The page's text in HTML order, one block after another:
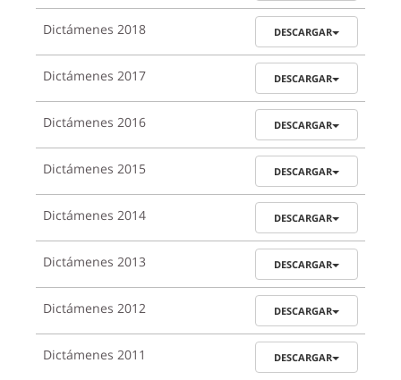
Dictámenes 2018 DESCARGAR
Dictámenes 2017 DESCARGAR
Dictámenes 2016 DESCARGAR
Dictámenes 2015 DESCARGAR
Dictámenes 2014 DESCARGAR
Dictámenes 2013 DESCARGAR
Dictámenes 2012 DESCARGAR
Dictámenes 2011 DESCARGAR